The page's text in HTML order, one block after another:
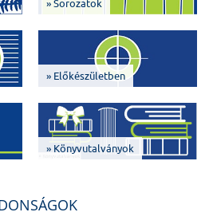
» Sorozatok
» Előkészületben
» Könyvutalványok